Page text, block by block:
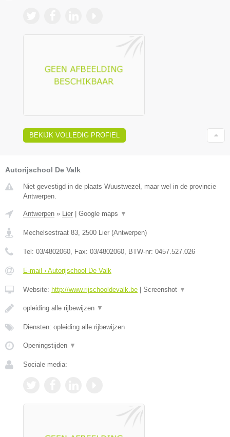
BEKIJK VOLLEDIG PROFIEL
Autorijschool De Valk
Niet gevestigd in de plaats Wuustwezel, maar wel in de provincie
Antwerpen.
Antwerpen » Lier Google maps ▼
Mechelsestraat 83, 2500 Lier (Antwerpen)
Tel: 03/4802060, Fax: 03/4802060, BTW-nr: 0457.527.026
E-mail › Autorijschool De Valk
Website: http://www.rijschooldevalk.be Screenshot ▼
opleiding alle rijbewijzen ▼
Diensten: opleiding alle rijbewijzen
Openingstijden ▼
Sociale media: